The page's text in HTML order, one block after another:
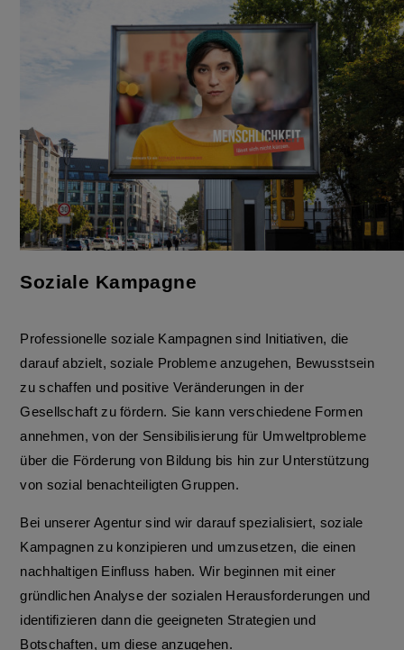
Soziale Kampagne
Professionelle soziale Kampagnen sind Initiativen, die
darauf abzielt, soziale Probleme anzugehen, Bewusstsein
zu schaffen und positive Veränderungen in der
Gesellschaft zu fördern. Sie kann verschiedene Formen
annehmen, von der Sensibilisierung für Umweltprobleme
über die Förderung von Bildung bis hin zur Unterstützung
von sozial benachteiligten Gruppen.
Bei unserer Agentur sind wir darauf spezialisiert, soziale
Kampagnen zu konzipieren und umzusetzen, die einen
nachhaltigen Einfluss haben. Wir beginnen mit einer
gründlichen Analyse der sozialen Herausforderungen und
identifizieren dann die geeigneten Strategien und
Botschaften, um diese anzugehen.